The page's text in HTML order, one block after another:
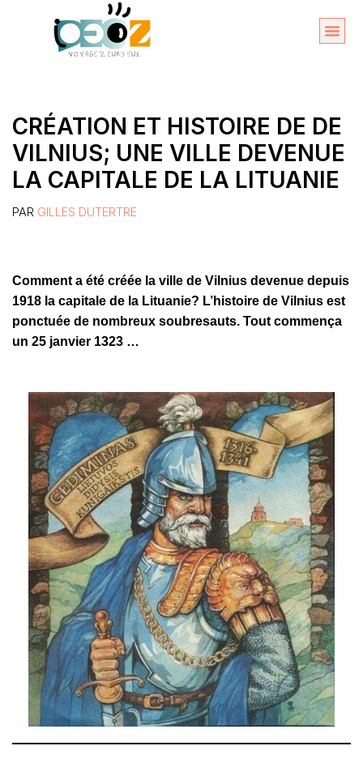
CRÉATION ET HISTOIRE DE DE
VILNIUS; UNE VILLE DEVENUE
LA CAPITALE DE LA LITUANIE
PAR GILLES DUTERTRE
Comment a été créée la ville de Vilnius devenue depuis
1918 la capitale de la Lituanie? L’histoire de Vilnius est
ponctuée de nombreux soubresauts. Tout commença
un 25 janvier 1323 …